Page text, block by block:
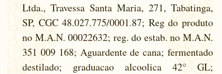
Ltda., Travessa Santa Maria, 271, Tabatinga,
SP, CGC 48.027.775/0001.87; Reg do produto
no M.A.N. 00022632; reg. do estab. no M.A.N.
351 009 168; Aguardente de cana; fermentado
destilado; graduacao alcoolica 42° GL;